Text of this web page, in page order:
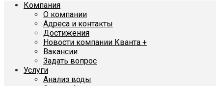
Компания
О компании
Адреса и контакты
Достижения
Новости компании Кванта +
Вакансии
Задать вопрос
Услуги
Анализ воды